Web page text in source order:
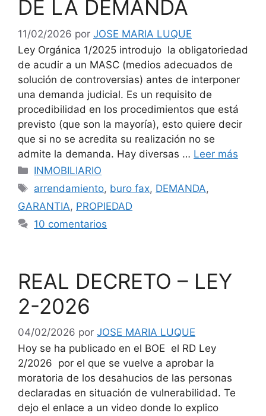
DE LA DEMANDA
11/02/2026 por JOSE MARIA LUQUE
Ley Orgánica 1/2025 introdujo la obligatoriedad
de acudir a un MASC (medios adecuados de
solución de controversias) antes de interponer
una demanda judicial. Es un requisito de
procedibilidad en los procedimientos que está
previsto (que son la mayoría), esto quiere decir
que si no se acredita su realización no se
admite la demanda. Hay diversas … Leer más
Categorías
INMOBILIARIO
Etiquetas
arrendamiento, buro fax, DEMANDA,
GARANTIA, PROPIEDAD
10 comentarios
REAL DECRETO – LEY
2-2026
04/02/2026 por JOSE MARIA LUQUE
Hoy se ha publicado en el BOE el RD Ley
2/2026 por el que se vuelve a aprobar la
moratoria de los desahucios de las personas
declaradas en situación de vulnerabilidad. Te
dejo el enlace a un video donde lo explico